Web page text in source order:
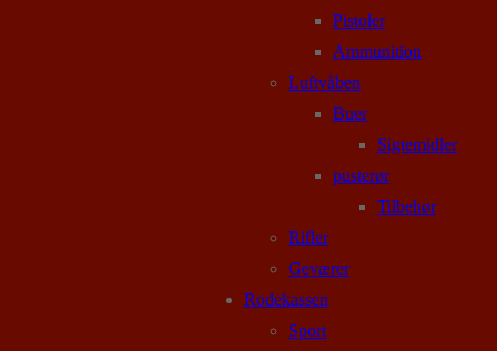
Pistoler
Ammunition
Luftvåben
Buer
Sigtemidler
pusterør
Tilbehør
Rifler
Geværer
Rodekassen
Sport